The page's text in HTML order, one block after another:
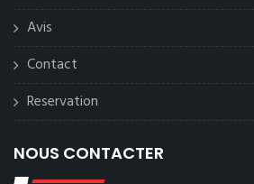
Avis
Contact
Reservation
NOUS CONTACTER